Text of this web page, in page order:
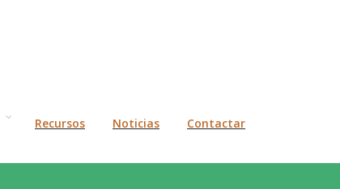
Recursos Noticias Contactar